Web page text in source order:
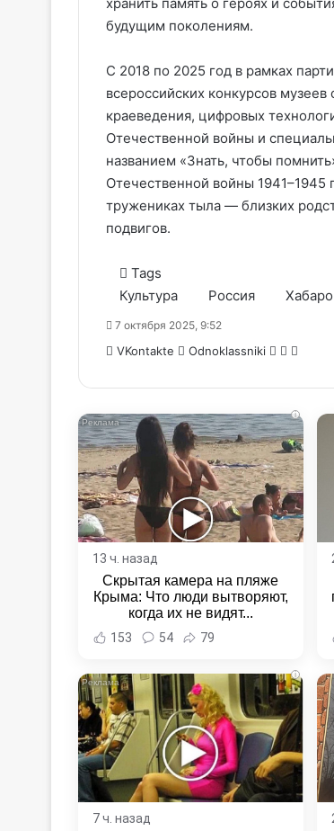
будущим поколениям.
С 2018 по 2025 год в рамках
всероссийских конкурсов
краеведения, цифровых
Отечественной войны и
названием «Знать, чтобы
Отечественной войны 1941–1945
тружениках тыла — близких
подвигов.
Tags
Культура
Россия
7 октября 2025, 9:52
VKontakte Odnoklassniki WhatsApp
Telegram
Email
i
13 ч. назад
Скрытая камера на пляже
Крыма: Что люди вытворяют,
когда их не видят...
153 54 79
i
7 ч. назад